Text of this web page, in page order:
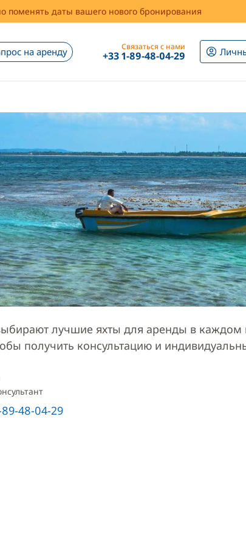
поменять даты вашего нового бронирования
на аренду Связаться с нами
+33 1-89-48-04-29
лучшие яхты для аренды в каждом
получить консультацию и
89-48-04-29